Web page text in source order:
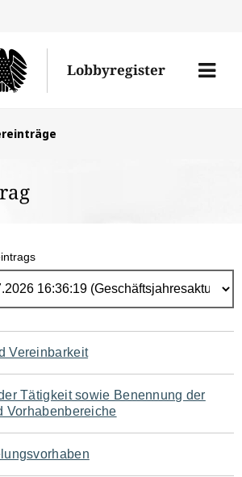
Lobbyregister
Menü
Vereinbarkeit
Tätigkeit sowie Benennung der
Vorhabenbereiche